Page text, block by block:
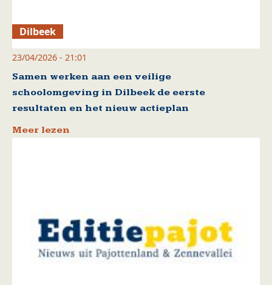
Dilbeek
23/04/2026 - 21:01
Samen werken aan een veilige
schoolomgeving in Dilbeek de eerste
resultaten en het nieuw actieplan
Meer lezen